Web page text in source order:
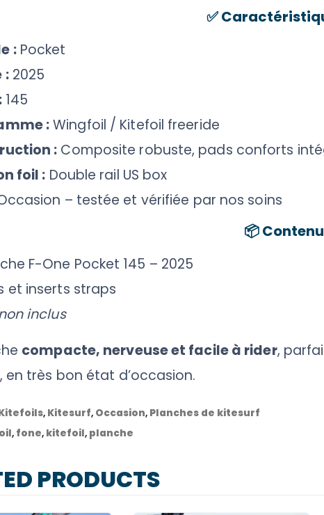
✅
:Pocket
:2025
145
:Wingfoil / Kitefoil freeride
: Composite robuste, pads conforts
foil : Double rail US box
– testée et vérifiée par nos soins
📦
F-One Pocket 145 – 2025
et inserts straps
inclus
compacte, nerveuse et facile à rider,
, en très bon état d’occasion.
, Kitesurf, Occasion, Planches de kitesurf
, fone, kitefoil, planche
PRODUCTS